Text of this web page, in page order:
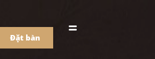
Đặt bàn